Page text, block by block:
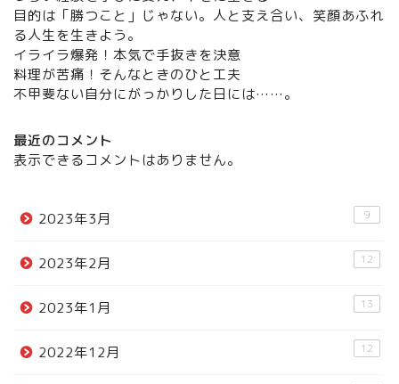
目的は「勝つこと」じゃない。人と支え合い、笑顔あふれ
る人生を生きよう。
イライラ爆発！本気で手抜きを決意
料理が苦痛！そんなときのひと工夫
不甲斐ない自分にがっかりした日には……。
最近のコメント
表示できるコメントはありません。
2023年3月 9
2023年2月 12
2023年1月 13
2022年12月 12